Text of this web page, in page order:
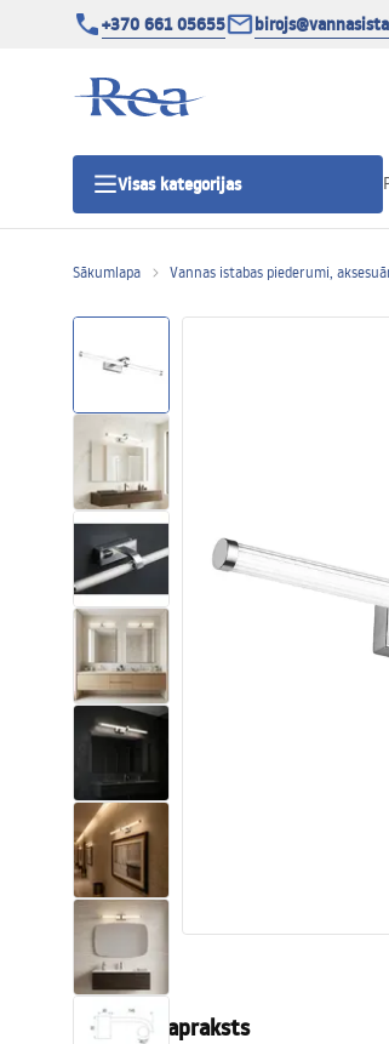
+370 661 05655
Visas kategorijas
Dušas durvis
Vannas istabas dušas paliktņi
Lineāras dušas notekas
Tualetes
Izlietnes
Vannas un ekrāni
Vannas istabas jaucējkrāni
Vannas istabas dušas
Virtuve
Vannas istabas piederumi
Sākumlapa Vannas istabas piederumi,
Produkta apraksts